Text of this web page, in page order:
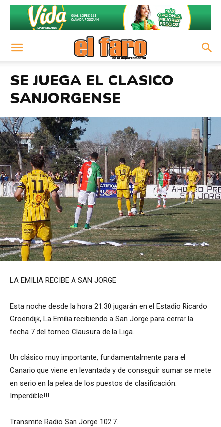
SE JUEGA EL CLASICO
SANJORGENSE
LA EMILIA RECIBE A SAN JORGE
Esta noche desde la hora 21:30 jugarán en el Estadio Ricardo
Groendijk, La Emilia recibiendo a San Jorge para cerrar la
fecha 7 del torneo Clausura de la Liga.
Un clásico muy importante, fundamentalmente para el
Canario que viene en levantada y de conseguir sumar se mete
en serio en la pelea de los puestos de clasificación.
Imperdible!!!
Transmite Radio San Jorge 102.7.